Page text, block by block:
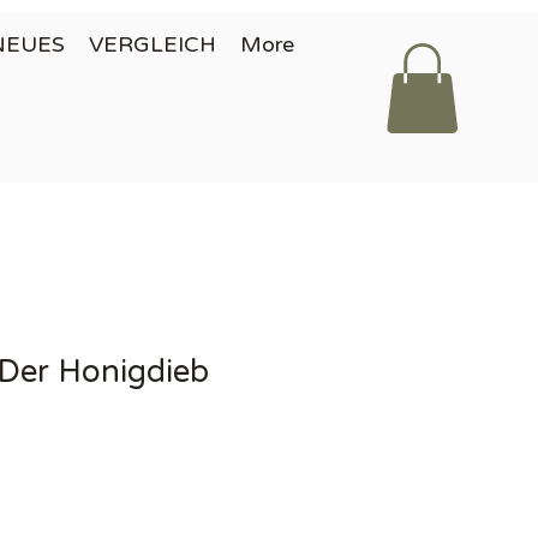
VERGLEICH More
Honigdieb